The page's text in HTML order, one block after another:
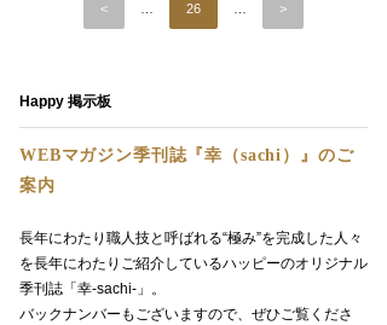
< 26 >
Happy 掲示板
WEBマガジン季刊誌『幸（sachi）』のご
案内
長年にわたり職人技と呼ばれる“極み”を完成した人々
を長年にわたりご紹介しているハッピーのオリジナル
季刊誌「幸-sachi-」。
バックナンバーもございますので、ぜひご覧くださ